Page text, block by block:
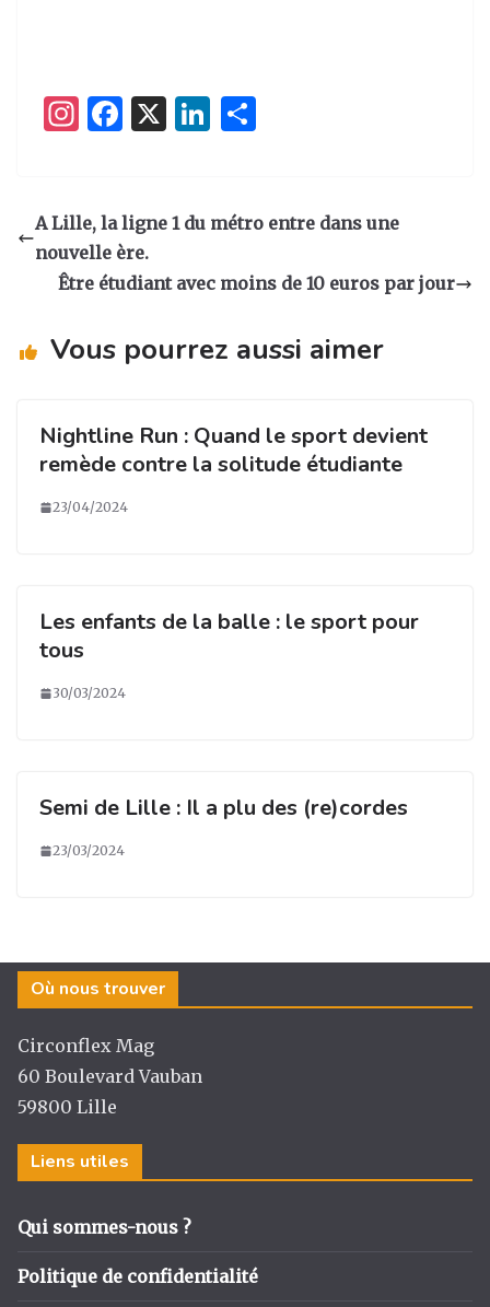
I
a
g
ra
F
e
b
o
k
X
Li
e
n
g
A Lille, la ligne 1 du métro entre dans une
nouvelle ère.
Être étudiant avec moins de 10 euros par jour
Vous pourrez aussi aimer
Nightline Run : Quand le sport devient
remède contre la solitude étudiante
23/04/2024
Les enfants de la balle : le sport pour
tous
30/03/2024
Semi de Lille : Il a plu des (re)cordes
23/03/2024
Où nous trouver
Circonflex Mag
60 Boulevard Vauban
59800 Lille
Liens utiles
Qui sommes-nous ?
Politique de confidentialité